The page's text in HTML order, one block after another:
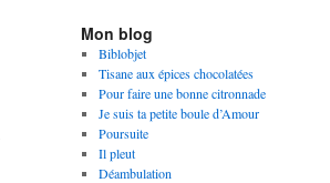
Mon blog
Biblobjet
Tisane aux épices chocolatées
Pour faire une bonne citronnade
Je suis ta petite boule d’Amour
Poursuite
Il pleut
Déambulation